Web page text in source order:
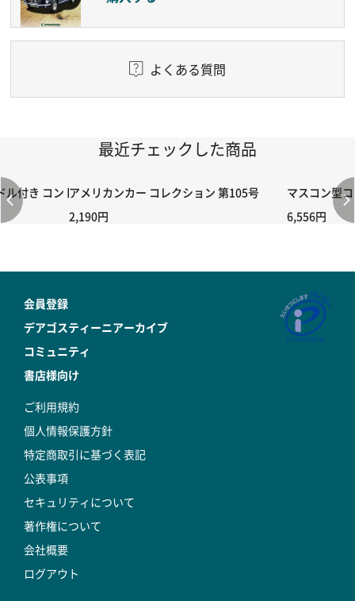
よくある質問
最近チェックした商品
付き コントローラー＆ポイント切り替えスイッチRC-02/C002 /
アメリカンカー コレクション 第105号
2,190円
マスコン型
6,556円
会員登録
デアゴスティーニアーカイブ
コミュニティ
書店様向け
ご利用規約
個人情報保護方針
特定商取引に基づく表記
公表事項
セキュリティについて
著作権について
会社概要
ログアウト